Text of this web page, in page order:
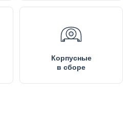
Корпусные
в сборе